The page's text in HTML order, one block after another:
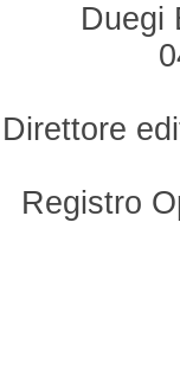
Duegi
Direttore
Registro